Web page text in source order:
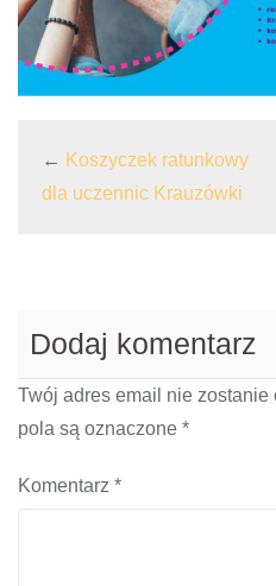
← Koszyczek ratunkowy
dla uczennic Krauzówki
Dodaj komentarz
Twój adres email nie zostanie
pola są oznaczone *
Komentarz *